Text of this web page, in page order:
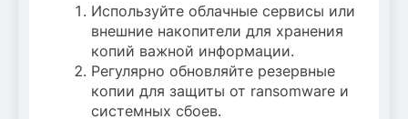
Используйте облачные сервисы или
внешние накопители для хранения
копий важной информации.
Регулярно обновляйте резервные
копии для защиты от ransomware и
системных сбоев.